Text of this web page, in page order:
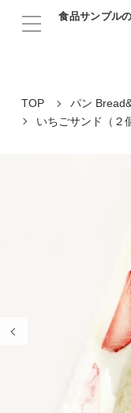
食品サンプル
TOP
パン
いちごサンド（２